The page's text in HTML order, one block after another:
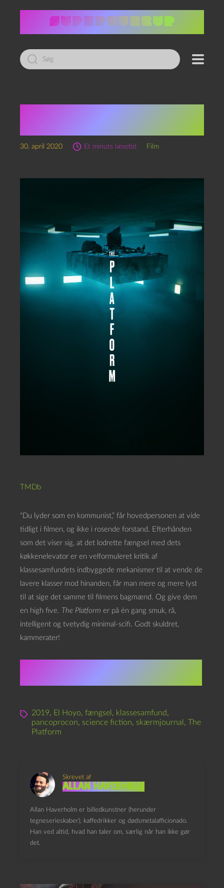
Led
efter:
30. april 2020 Et minuts læsetid Film
TMDb
“Du lyder som en kommunist,” får hovedpersonen at vide
tidligt i filmen, og ikke i rosende forstand. Efterhånden
som det viser sig, at det lodrette fængsel med dets
køkkenelevator er en velformuleret kritik af
klassesamfundets indbyggede mekanismer til at vende de
lavere klasser mod hinanden, får man mere og mere lyst
til at sige det samme til filmens bagmænd. Og give dem
en high five. The Platform er på én gang smuk, rå,
intelligent og tvetydig minimal-scifi. Godt skuldret,
kammerater!
2019, El Hoyo, fængsel , klassesamfund,
pancoprocon, science fiction, skærmjournal , The
Platform
Skrevet af
Allan Haverholm
Allan Haverholm er billedkunstner (herunder
tegneserieskaber), kaffedrikker og dødsmetalafficionado.
Han ved altid, hvad han taler om, særlig når han ikke gør
det.